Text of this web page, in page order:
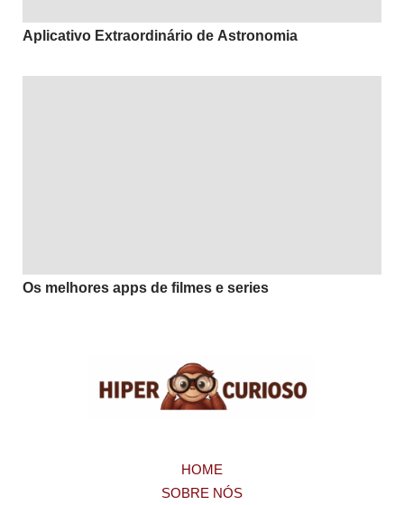
Aplicativo Extraordinário de Astronomia
Os melhores apps de filmes e series
HOME
SOBRE NÓS